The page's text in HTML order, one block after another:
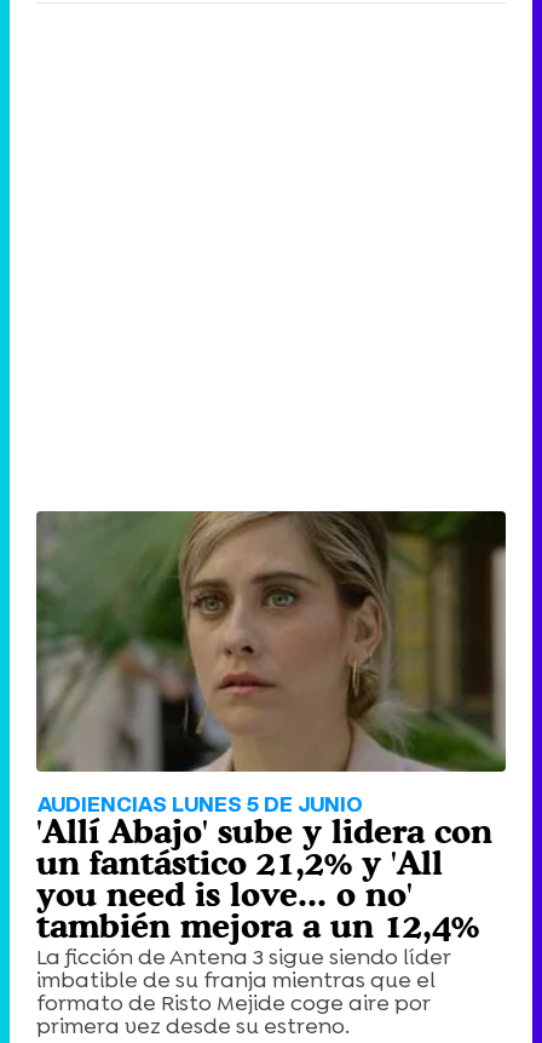
AUDIENCIAS LUNES 5 DE JUNIO
'Allí Abajo' sube y lidera con
un fantástico 21,2% y 'All
you need is love... o no'
también mejora a un 12,4%
La ficción de Antena 3 sigue siendo líder
imbatible de su franja mientras que el
formato de Risto Mejide coge aire por
primera vez desde su estreno.